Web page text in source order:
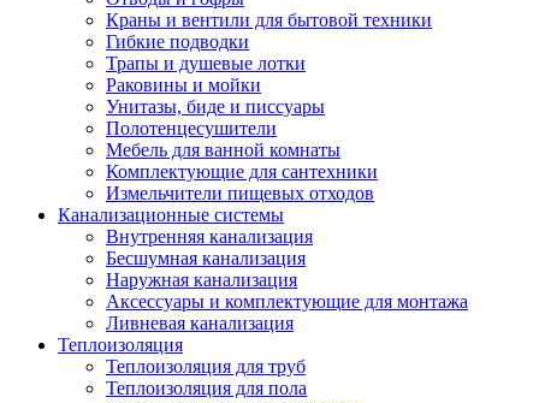
Краны и вентили для бытовой техники
Гибкие подводки
Трапы и душевые лотки
Раковины и мойки
Унитазы, биде и писсуары
Полотенцесушители
Мебель для ванной комнаты
Комплектующие для сантехники
Измельчители пищевых отходов
Канализационные системы
Внутренняя канализация
Бесшумная канализация
Наружная канализация
Аксессуары и комплектующие для монтажа
Ливневая канализация
Теплоизоляция
Теплоизоляция для труб
Теплоизоляция для пола